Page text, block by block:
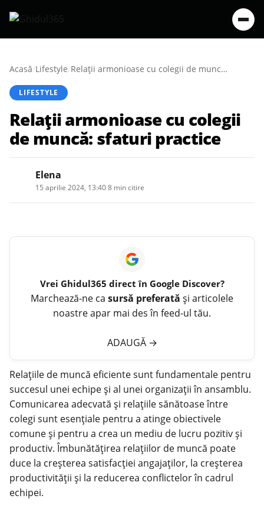
Acasă/Lifestyle/ Relații armonioase cu colegii de muncă: sfaturi practice
LIFESTYLE
Relații armonioase cu colegii
de muncă: sfaturi practice
Elena
15 aprilie 2024, 13:408 min citire
Vrei Ghidul365 direct în Google Discover?
Marchează-ne ca sursă preferată și articolele
noastre apar mai des în feed-ul tău.
ADAUGĂ →
Relațiile de muncă eficiente sunt fundamentale pentru
succesul unei echipe și al unei organizații în ansamblu.
Comunicarea adecvată și relațiile sănătoase între
colegi sunt esențiale pentru a atinge obiectivele
comune și pentru a crea un mediu de lucru pozitiv și
productiv. Îmbunătățirea relațiilor de muncă poate
duce la creșterea satisfacției angajaților, la creșterea
productivității și la reducerea conflictelor în cadrul
echipei.